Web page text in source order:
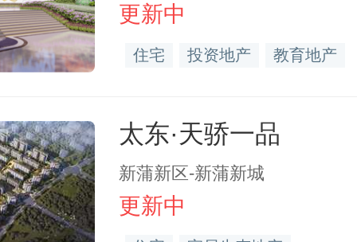
更新中
住宅 投资地产 教育地产
太东·天骄一品
新蒲新区-新蒲新城
更新中